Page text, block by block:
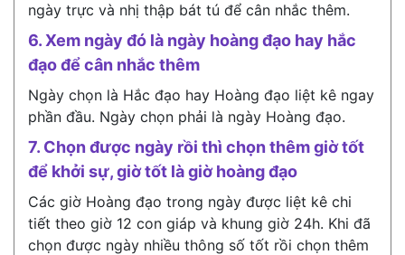
ngày trực và nhị thập bát tú để cân nhắc thêm.
6. Xem ngày đó là ngày hoàng đạo hay hắc
đạo để cân nhắc thêm
Ngày chọn là Hắc đạo hay Hoàng đạo liệt kê ngay
phần đầu. Ngày chọn phải là ngày Hoàng đạo.
7. Chọn được ngày rồi thì chọn thêm giờ tốt
để khởi sự, giờ tốt là giờ hoàng đạo
Các giờ Hoàng đạo trong ngày được liệt kê chi
tiết theo giờ 12 con giáp và khung giờ 24h. Khi đã
chọn được ngày nhiều thông số tốt rồi chọn thêm